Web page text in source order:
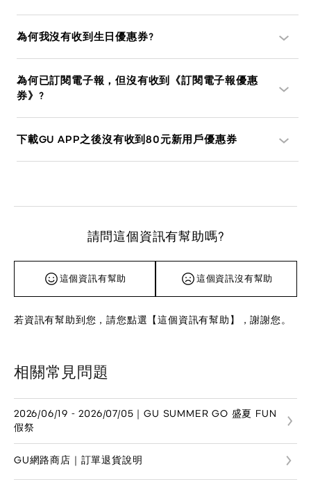
為何我沒有收到生日優惠券?
為何已訂閱電子報，但沒有收到《訂閱電子報優惠
券》?
下載GU APP之後沒有收到80元新用戶優惠券
請問這個資訊有幫助嗎?
這個資訊有幫助 這個資訊沒有幫助
若資訊有幫助到您，請您點選【這個資訊有幫助】，謝謝您。
相關常見問題
2026/06/19 - 2026/07/05｜GU SUMMER GO 盛夏 FUN
假祭
GU網路商店｜訂單退貨說明